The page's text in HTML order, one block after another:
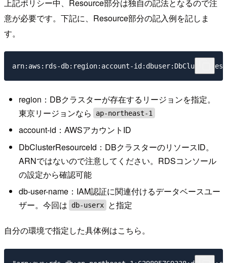
上記ポリシー中、Resource部分は独自の記法となるので注
意が必要です。下記に、Resource部分の記入例を記しま
す。
region：DBクラスターが存在するリージョンを指定。
東京リージョンなら
ap-northeast-1
account-id：AWSアカウントID
DbClusterResourceId：DBクラスターのリソースID。
ARNではないので注意してください。RDSコンソール
の設定から確認可能
db-user-name：IAM認証に関連付けるデータベースユー
ザー。今回は
db-userx と指定
自分の環境で指定した具体例はこちら。